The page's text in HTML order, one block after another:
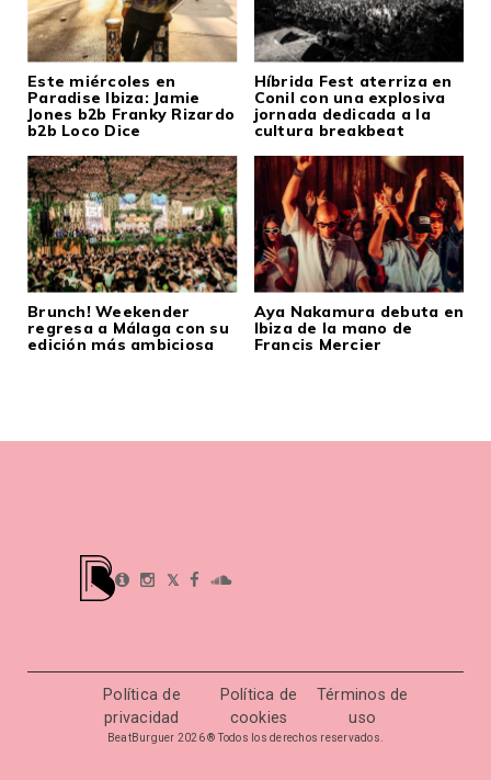
Este miércoles en
Paradise Ibiza: Jamie
Jones b2b Franky Rizardo
b2b Loco Dice
Híbrida Fest aterriza en
Conil con una explosiva
jornada dedicada a la
cultura breakbeat
Brunch! Weekender
regresa a Málaga con su
edición más ambiciosa
Aya Nakamura debuta en
Ibiza de la mano de
Francis Mercier
𝕏
Política de
privacidad
Política de
cookies
Términos de
uso
BeatBurguer 2026 ® Todos los derechos reservados.